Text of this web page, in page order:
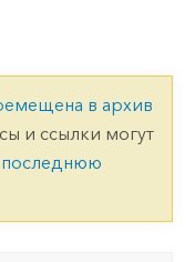
в архив
и ссылки могут